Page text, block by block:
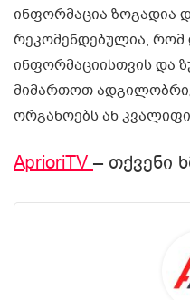
ინფორმაცია ზოგადია
რეკომენდებულია, რომ
ინფორმაციისთვის და
მიმართოთ
ორგანოებს ან
AprioriTV – თქვენი